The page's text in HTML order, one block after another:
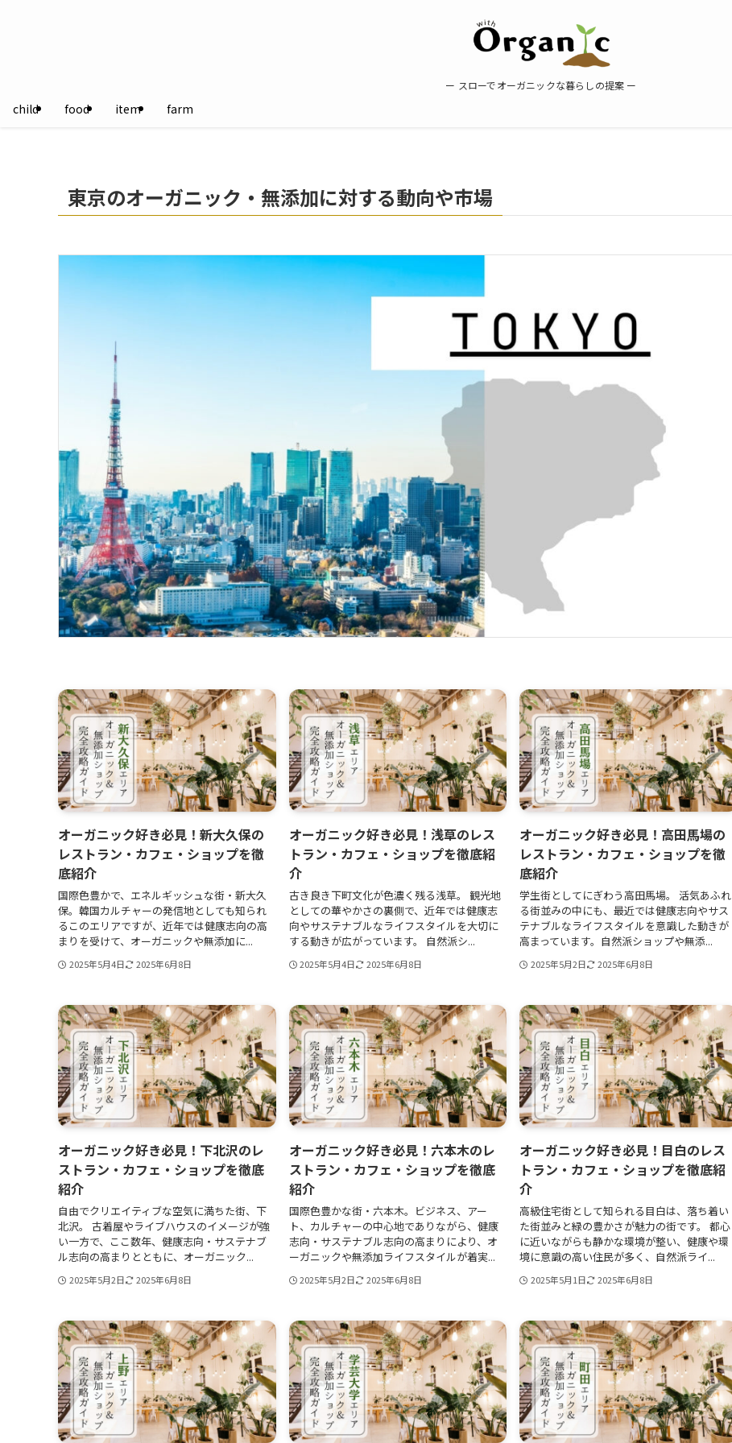
ー スローでオーガニックな暮らしの提案 ー
child food item farm
東京のオーガニック・無添加に対する動向や市場
オーガニック好き必見！新大久保の
レストラン・カフェ・ショップを徹
底紹介
国際色豊かで、エネルギッシュな街・新大久
保。韓国カルチャーの発信地としても知られ
るこのエリアですが、近年では健康志向の高
まりを受けて、オーガニックや無添加に...
2025年5月4日 2025年6月8日
オーガニック好き必見！浅草のレス
トラン・カフェ・ショップを徹底紹
介
古き良き下町文化が色濃く残る浅草。 観光地
としての華やかさの裏側で、近年では健康志
向やサステナブルなライフスタイルを大切に
する動きが広がっています。 自然派シ...
2025年5月4日 2025年6月8日
オーガニック好き必見！高田馬場の
レストラン・カフェ・ショップを徹
底紹介
学生街としてにぎわう高田馬場。 活気あふれ
る街並みの中にも、最近では健康志向やサス
テナブルなライフスタイルを意識した動きが
高まっています。自然派ショップや無添...
2025年5月2日 2025年6月8日
オーガニック好き必見！下北沢のレ
ストラン・カフェ・ショップを徹底
紹介
自由でクリエイティブな空気に満ちた街、下
北沢。 古着屋やライブハウスのイメージが強
い一方で、ここ数年、健康志向・サステナブ
ル志向の高まりとともに、オーガニック...
2025年5月2日 2025年6月8日
オーガニック好き必見！六本木のレ
ストラン・カフェ・ショップを徹底
紹介
国際色豊かな街・六本木。ビジネス、アー
ト、カルチャーの中心地でありながら、健康
志向・サステナブル志向の高まりにより、オ
ーガニックや無添加ライフスタイルが着実...
2025年5月2日 2025年6月8日
オーガニック好き必見！目白のレス
トラン・カフェ・ショップを徹底紹
介
高級住宅街として知られる目白は、落ち着い
た街並みと緑の豊かさが魅力の街です。 都心
に近いながらも静かな環境が整い、健康や環
境に意識の高い住民が多く、自然派ライ...
2025年5月1日 2025年6月8日